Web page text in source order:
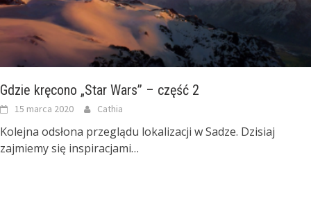
Gdzie kręcono „Star Wars” – część 2
15 marca 2020 Cathia
Kolejna odsłona przeglądu lokalizacji w Sadze. Dzisiaj
zajmiemy się inspiracjami…